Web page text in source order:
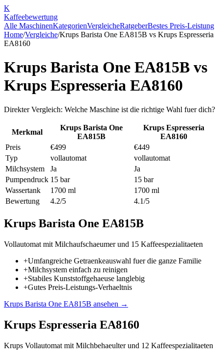
K
Kaffeebewertung
Alle MaschinenKategorienVergleicheRatgeberBestes Preis-Leistung
Home/Vergleiche/Krups Barista One EA815B vs Krups Espresseria
EA8160
Krups Barista One EA815B vs
Krups Espresseria EA8160
Direkter Vergleich: Welche Maschine ist die richtige Wahl fuer dich?
Merkmal
Krups Barista One
EA815B
Krups Espresseria
EA8160
Preis
€499
€449
Typ
vollautomat
vollautomat
Milchsystem
Ja
Ja
Pumpendruck 15 bar
15 bar
Wassertank
1700 ml
1700 ml
Bewertung
4.2/5 4.1/5
Krups Barista One EA815B
Vollautomat mit Milchaufschaeumer und 15 Kaffeespezialitaeten
+Umfangreiche Getraenkeauswahl fuer die ganze Familie
+Milchsystem einfach zu reinigen
+Stabiles Kunststoffgehaeuse langlebig
+Gutes Preis-Leistungs-Verhaeltnis
Krups Barista One EA815B ansehen →
Krups Espresseria EA8160
Krups Vollautomat mit Milchbehaeulter und 12 Kaffeespezialitaeten